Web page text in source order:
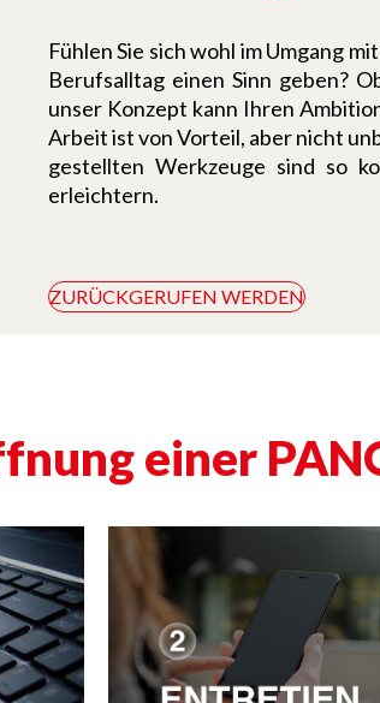
Fühlen Sie sich wohl im Umgang
Berufsalltag einen Sinn geben?
unser Konzept kann Ihren
Arbeit ist von Vorteil, aber nicht
gestellten Werkzeuge sind so
erleichtern.
ZURÜCKGERUFEN WERDEN
einer